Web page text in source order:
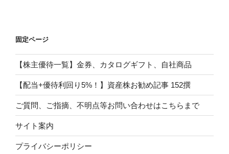
固定ページ
【株主優待一覧】金券、カタログギフト、自社商品
【配当+優待利回り5%！】資産株お勧め記事 152撰
ご質問、ご指摘、不明点等お問い合わせはこちらまで
サイト案内
プライバシーポリシー